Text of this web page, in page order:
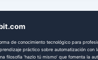
de conocimiento tecnológico para
práctico sobre automatización con
filosofía 'hazlo tú mismo' que fomenta la